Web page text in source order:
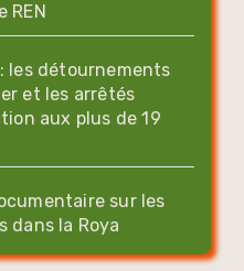
REN
les détournements
et les arrêtés
aux plus de 19
sur les
dans la Roya